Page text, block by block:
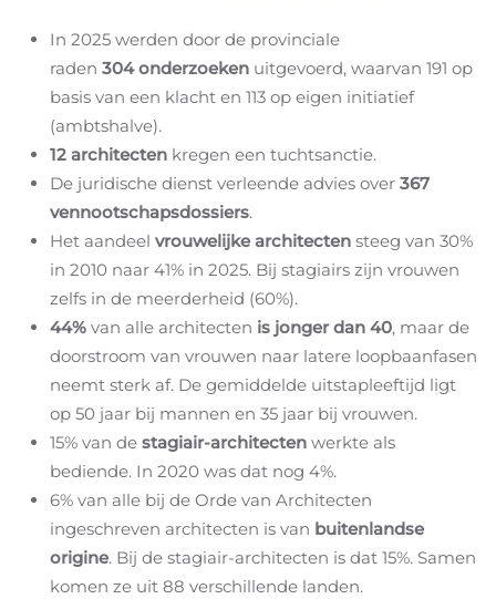
In 2025 werden door de provinciale
raden 304 onderzoeken uitgevoerd, waarvan 191 op
basis van een klacht en 113 op eigen initiatief
(ambtshalve).
12 architecten kregen een tuchtsanctie.
De juridische dienst verleende advies over 367
vennootschapsdossiers.
Het aandeel vrouwelijke architecten steeg van 30%
in 2010 naar 41% in 2025. Bij stagiairs zijn vrouwen
zelfs in de meerderheid (60%).
44% van alle architecten is jonger dan 40, maar de
doorstroom van vrouwen naar latere loopbaanfasen
neemt sterk af. De gemiddelde uitstapleeftijd ligt
op 50 jaar bij mannen en 35 jaar bij vrouwen.
15% van de stagiair-architecten werkte als
bediende. In 2020 was dat nog 4%.
6% van alle bij de Orde van Architecten
ingeschreven architecten is van buitenlandse
origine. Bij de stagiair-architecten is dat 15%. Samen
komen ze uit 88 verschillende landen.